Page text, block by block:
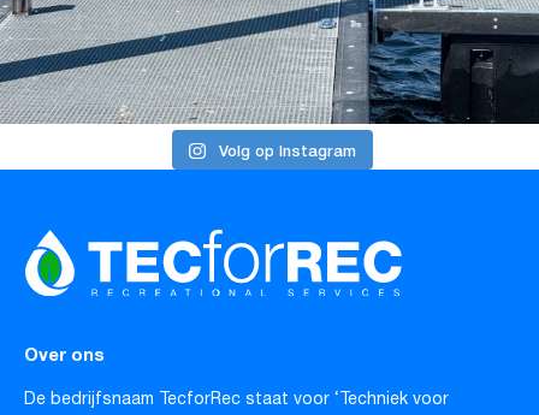
Volg op Instagram
Over ons
De bedrijfsnaam TecforRec staat voor ‘Techniek voor